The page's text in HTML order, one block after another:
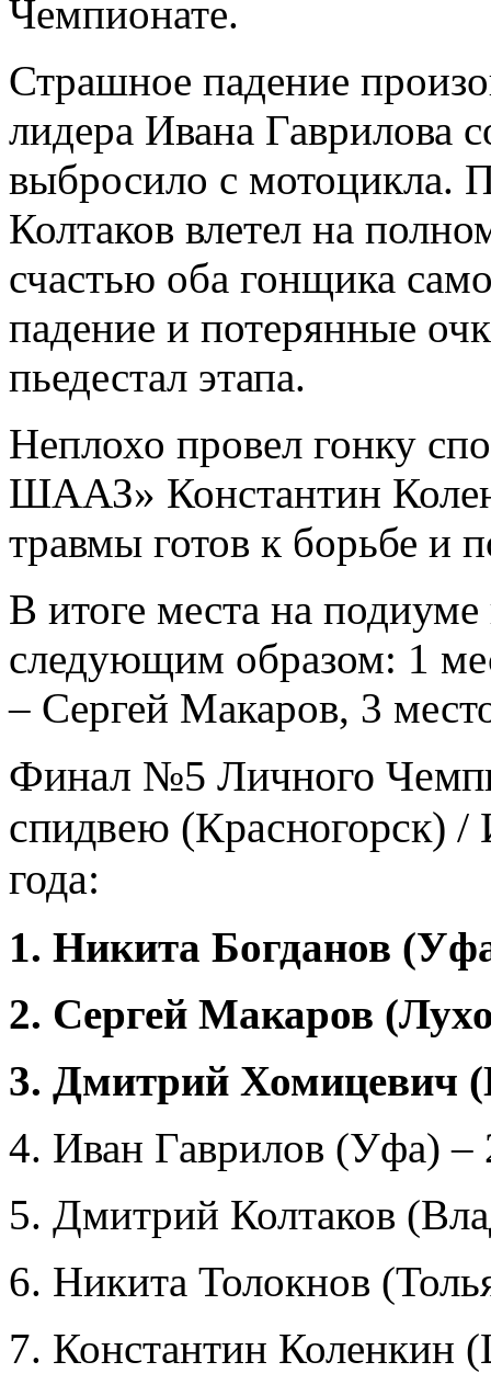
Чемпионате.
Страшное падение
лидера Ивана Гаврилова
выбросило с мотоцикла.
Колтаков влетел на
счастью оба гонщика
падение и потерянные
пьедестал этапа.
Неплохо провел гонку
ШААЗ» Константин
травмы готов к борьбе и
В итоге места на подиуме
следующим образом: 1
– Сергей Макаров, 3
Финал №5 Личного
спидвею (Красногорск) /
года:
1. Никита Богданов
2. Сергей Макаров
3. Дмитрий Хомицевич
4. Иван Гаврилов (Уфа) –
5. Дмитрий Колтаков
6. Никита Толокнов
7. Константин Коленкин